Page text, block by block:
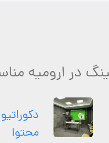
در ارومیه
محتوا